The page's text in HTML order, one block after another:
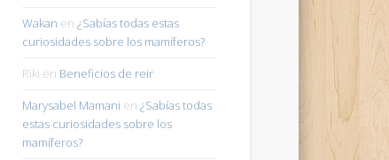
Wakan en ¿Sabías todas estas
curiosidades sobre los mamíferos?
Riki en Beneficios de reir
Marysabel Mamani en ¿Sabías todas
estas curiosidades sobre los
mamíferos?